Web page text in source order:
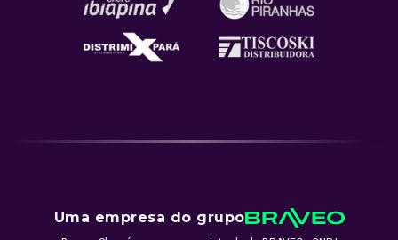
Uma empresa do grupo